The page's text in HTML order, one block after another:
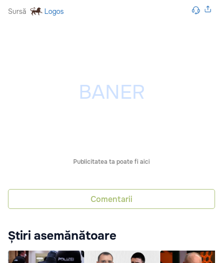
Sursă Logos
Publicitatea ta poate fi aici
Comentarii
Știri asemănătoare